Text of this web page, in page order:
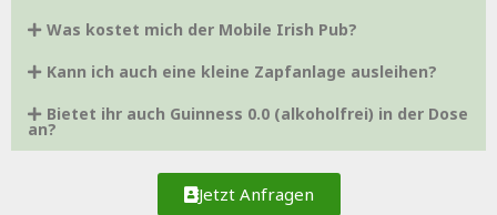
Was kostet mich der Mobile Irish Pub?
Kann ich auch eine kleine Zapfanlage ausleihen?
Bietet ihr auch Guinness 0.0 (alkoholfrei) in der Dose
an?
Jetzt Anfragen